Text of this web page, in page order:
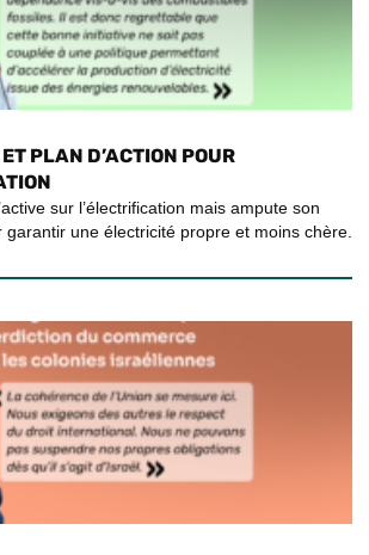
ET PLAN D’ACTION POUR
sur l’électrification mais ampute son
garantir une électricité propre et moins chère.